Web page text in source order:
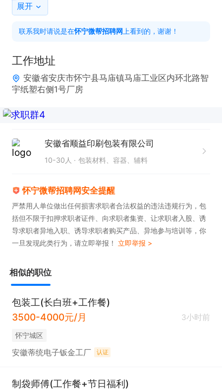
感兴趣的话，请投递简历后直接拨打电话联系吧!
展开
联系我时请说是在怀宁微帮招聘网 上看到的，谢谢！
工作地址
安徽省安庆市怀宁县马庙镇马庙工业区内环北路智
宇纸塑右侧1号厂房
安徽省顺益印刷包装有限公司
10-30人 包装材料、容器、辅料
怀宁微帮招聘网安全提醒
严禁用人单位做出任何损害求职者合法权益的违法违规行为，包
括但不限于扣押求职者证件、向求职者集资、让求职者入股、诱
导求职者异地入职、诱导求职者购买产品、异地参与培训等，你
一旦发现此类行为，请立即举报！ 立即举报 >
相似的职位
包装工(长白班+工作餐)
3500-4000元/月
3小时前
怀宁城区
安徽蒂统电子钣金工厂 认证
制袋师傅(工作餐+节日福利)